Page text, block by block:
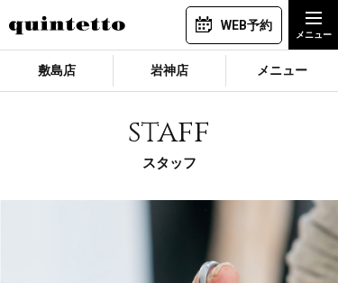
WEB予約
敷島店 岩神店 メニュー
staff
スタッフ